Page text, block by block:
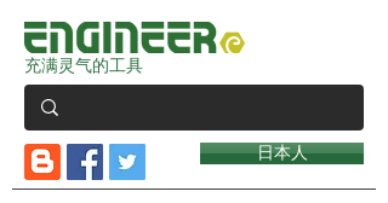
充满灵气的工具
日本人